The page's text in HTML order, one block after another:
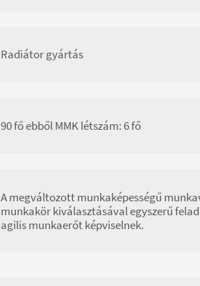
Radiátor gyártás
90 fő ebből MMK létszám: 6 fő
A megváltozott munkaképességű
munkakör kiválasztásával egyszerű
agilis munkaerőt képviselnek.